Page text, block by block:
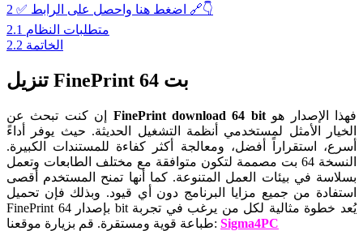
2
✅ اضغط هنا واحصل على الرابط 🔗👇
2.1 ‏متطلبات النظام
2.2 الخاتمة
تنزيل FinePrint 64 بت
FinePrint download 64 bitفهذا الإصدار هو
الخيار الأمثل لمستخدمي أنظمة التشغيل الحديثة. حيث يوفر أداءً
أسرع، استقراراً أفضل، ومعالجة أكثر كفاءة للمستندات الكبيرة.
النسخة 64 بت مصممة لتكون متوافقة مع مختلف الطابعات وتعمل
بسلاسة في بيئات العمل المتنوعة. كما أنها تمنح المستخدم أقصى
استفادة من جميع مزايا البرنامج دون أي قيود. وبذلك فإن تحميل
FinePrint بإصدار 64 bit يُعد خطوة مثالية لكل من يرغب في تجربة
طباعة قوية ومستقرة.قم بزيارة موقعنا: Sigma4PC